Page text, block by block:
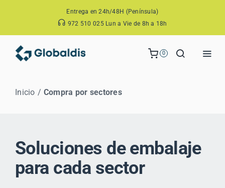
Entrega en 24h/48H (Península)
972 510 025 Lun a Vie de 8h a 18h
0
Contacto
Inicio Compra por sectores
Soluciones de embalaje
para cada sector